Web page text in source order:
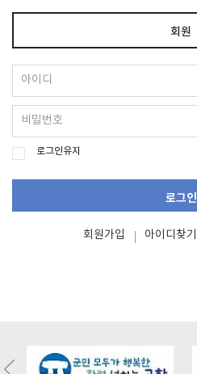
회원
로그인유지
로그인
회원가입 아이디찾기
https://gochangmaeul.kr/bbs/
bo_table=m05_01&wr_id=10